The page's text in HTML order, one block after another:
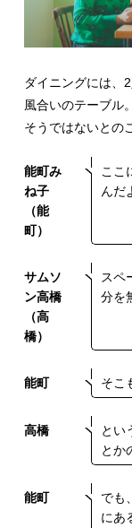
ダイニングには、
風合いのテーブル
そうではないとの
能町み
ね子
（能
町）
ここ
んだ
サムソ
ン高橋
（高
橋）
スペ
分を
能町 そこ
高橋
とい
とか
能町
でも
にあ